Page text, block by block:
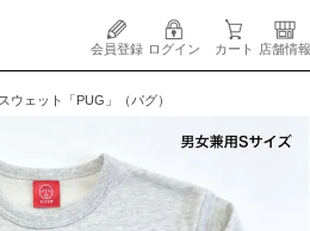
会員登録 ログイン カート 店舗情報
スウェット「PUG」（パグ）